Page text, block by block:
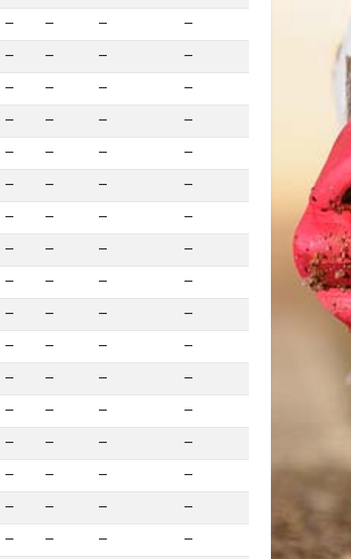
— — — —
— — — —
— — — —
— — — —
— — — —
— — — —
— — — —
— — — —
— — — —
— — — —
— — — —
— — — —
— — — —
— — — —
— — — —
— — — —
— — — —